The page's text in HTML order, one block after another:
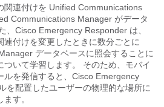
関連付けを Unified Communications
Communications Manager がデータ
、Cisco Emergency Responder は、
連付けを変更したときに数分ごとに
データベースに照会することに
ついて学習します。 そのため、モバイ
ルを発信すると、Cisco Emergency
を配置したユーザーの物理的な場所に
す。